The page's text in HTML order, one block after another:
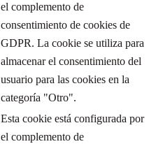
el complemento de
consentimiento de cookies de
GDPR. La cookie se utiliza para
almacenar el consentimiento del
usuario para las cookies en la
categoría "Otro".
Esta cookie está configurada por
el complemento de